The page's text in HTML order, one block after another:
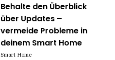
Behalte den Überblick
über Updates –
vermeide Probleme in
deinem Smart Home
Smart Home